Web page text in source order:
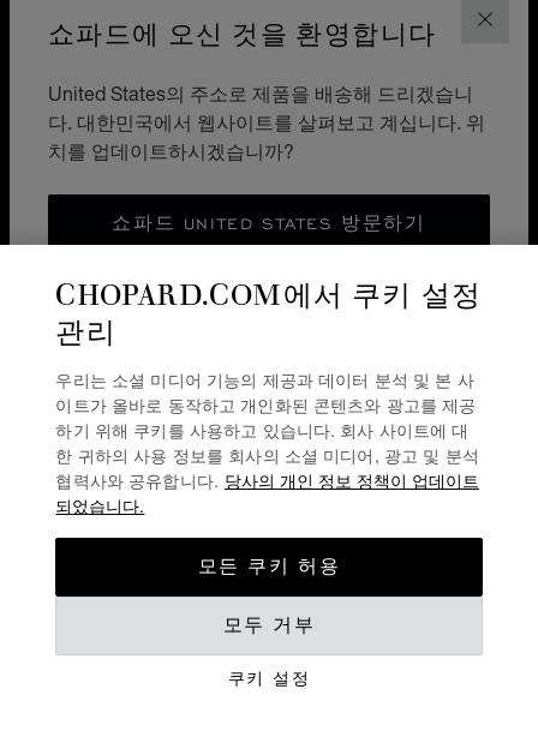
닫기
쇼파드에 오신 것을 환영합니다
United States의 주소로 제품을 배송해 드리겠습니
다. 대한민국에서 웹사이트를 살펴보고 계십니다. 위
치를 업데이트하시겠습니까?
쇼파드 UNITED STATES 방문하기
대한민국에서 계속하기
기타 정보
쇼파드의 역사
뉴스레터 구독
개인정보 보호정책
쿠키 정책
이용 약관
CHOPARD.COM에서 쿠키 설정
관리
우리는 소셜 미디어 기능의 제공과 데이터 분석 및 본 사
이트가 올바로 동작하고 개인화된 콘텐츠와 광고를 제공
하기 위해 쿠키를 사용하고 있습니다. 회사 사이트에 대
한 귀하의 사용 정보를 회사의 소셜 미디어, 광고 및 분석
협력사와 공유합니다. 당사의 개인 정보 정책이 업데이트
되었습니다.
쿠키 설정
모두 거부
모든 쿠키 허용